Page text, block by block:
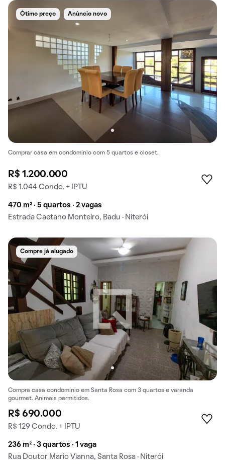
Ótimo preço Anúncio novo
Comprar casa em condomínio com 5 quartos e closet.
R$ 1.200.000
R$ 1.044 Condo. + IPTU
470 m² · 5 quartos · 2 vagas
Estrada Caetano Monteiro, Badu · Niterói
Compre já alugado
Compra casa condomínio em Santa Rosa com 3 quartos e varanda
gourmet. Animais permitidos.
R$ 690.000
R$ 129 Condo. + IPTU
236 m² · 3 quartos · 1 vaga
Rua Doutor Mario Vianna, Santa Rosa · Niterói